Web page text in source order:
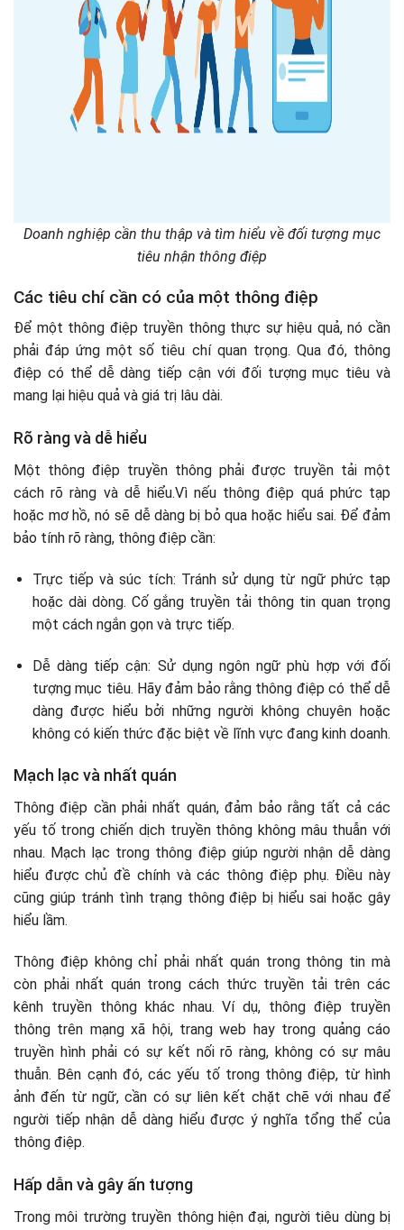
Doanh nghiệp cần thu thập và tìm hiểu về đối tượng mục
tiêu nhận thông điệp
Các tiêu chí cần có của một thông điệp
Để một thông điệp truyền thông thực sự hiệu quả, nó cần
phải đáp ứng một số tiêu chí quan trọng. Qua đó, thông
điệp có thể dễ dàng tiếp cận với đối tượng mục tiêu và
mang lại hiệu quả và giá trị lâu dài.
Rõ ràng và dễ hiểu
Một thông điệp truyền thông phải được truyền tải một
cách rõ ràng và dễ hiểu.Vì nếu thông điệp quá phức tạp
hoặc mơ hồ, nó sẽ dễ dàng bị bỏ qua hoặc hiểu sai. Để đảm
bảo tính rõ ràng, thông điệp cần:
Trực tiếp và súc tích: Tránh sử dụng từ ngữ phức tạp
hoặc dài dòng. Cố gắng truyền tải thông tin quan trọng
một cách ngắn gọn và trực tiếp.
Dễ dàng tiếp cận: Sử dụng ngôn ngữ phù hợp với đối
tượng mục tiêu. Hãy đảm bảo rằng thông điệp có thể dễ
dàng được hiểu bởi những người không chuyên hoặc
không có kiến thức đặc biệt về lĩnh vực đang kinh doanh.
Mạch lạc và nhất quán
Thông điệp cần phải nhất quán, đảm bảo rằng tất cả các
yếu tố trong chiến dịch truyền thông không mâu thuẫn với
nhau. Mạch lạc trong thông điệp giúp người nhận dễ dàng
hiểu được chủ đề chính và các thông điệp phụ. Điều này
cũng giúp tránh tình trạng thông điệp bị hiểu sai hoặc gây
hiểu lầm.
Thông điệp không chỉ phải nhất quán trong thông tin mà
còn phải nhất quán trong cách thức truyền tải trên các
kênh truyền thông khác nhau. Ví dụ, thông điệp truyền
thông trên mạng xã hội, trang web hay trong quảng cáo
truyền hình phải có sự kết nối rõ ràng, không có sự mâu
thuẫn. Bên cạnh đó, các yếu tố trong thông điệp, từ hình
ảnh đến từ ngữ, cần có sự liên kết chặt chẽ với nhau để
người tiếp nhận dễ dàng hiểu được ý nghĩa tổng thể của
thông điệp.
Hấp dẫn và gây ấn tượng
Trong môi trường truyền thông hiện đại, người tiêu dùng bị